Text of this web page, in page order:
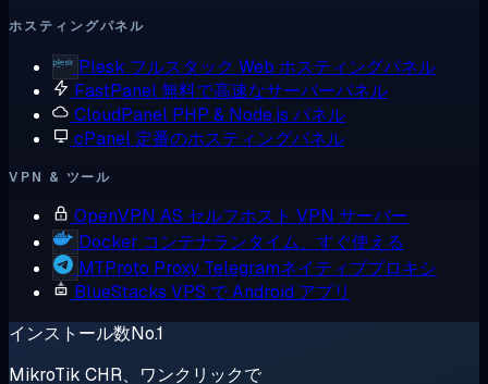
ホスティングパネル
Plesk フルスタック Web ホスティングパネル
FastPanel無料で高速なサーバーパネル
CloudPanel PHP & Node.js パネル
cPanel 定番のホスティングパネル
VPN & ツール
OpenVPN AS セルフホスト VPN サーバー
Docker コンテナランタイム、すぐ使える
MTProto Proxy Telegramネイティブプロキシ
BlueStacks VPS で Android アプリ
インストール数No.1
MikroTik CHR、ワンクリックで